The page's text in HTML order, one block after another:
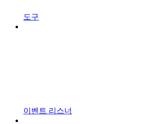
도구
이벤트 리스너